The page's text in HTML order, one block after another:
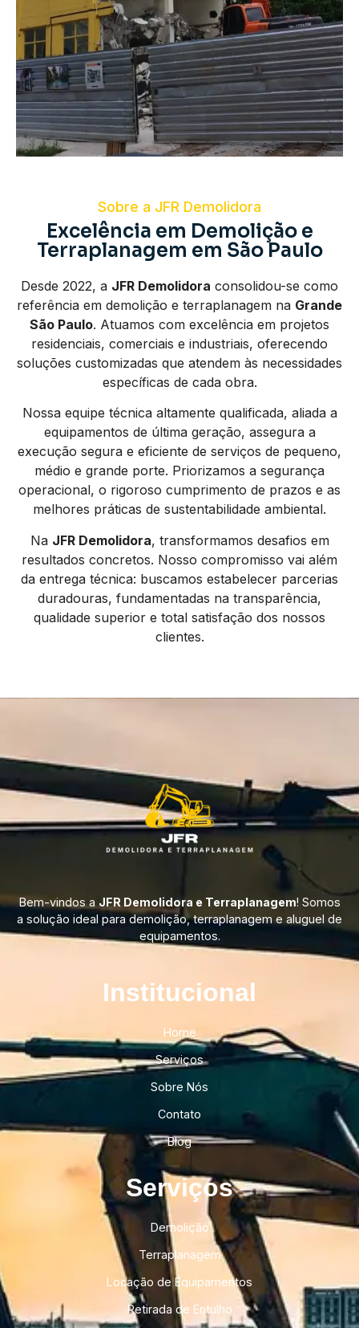
Sobre a JFR Demolidora
Excelência em Demolição e
Terraplanagem em São Paulo
Desde 2022, a JFR Demolidora consolidou-se como
referência em demolição e terraplanagem na Grande
São Paulo. Atuamos com excelência em projetos
residenciais, comerciais e industriais, oferecendo
soluções customizadas que atendem às necessidades
específicas de cada obra.
Nossa equipe técnica altamente qualificada, aliada a
equipamentos de última geração, assegura a
execução segura e eficiente de serviços de pequeno,
médio e grande porte. Priorizamos a segurança
operacional, o rigoroso cumprimento de prazos e as
melhores práticas de sustentabilidade ambiental.
Na JFR Demolidora, transformamos desafios em
resultados concretos. Nosso compromisso vai além
da entrega técnica: buscamos estabelecer parcerias
duradouras, fundamentadas na transparência,
qualidade superior e total satisfação dos nossos
clientes.
Bem-vindos a JFR Demolidora e Terraplanagem! Somos
a solução ideal para demolição, terraplanagem e aluguel de
equipamentos.
Institucional​
Home
Serviços
Sobre Nós
Contato
Blog
Serviços
Demolição
Terraplanagem
Locação de Equipamentos
Retirada de Entulho